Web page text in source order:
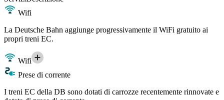
Wifi
La Deutsche Bahn aggiunge progressivamente il WiFi gratuito ai
propri treni EC.
Wifi
Prese di corrente
I treni EC della DB sono dotati di carrozze recentemente rinnovate e